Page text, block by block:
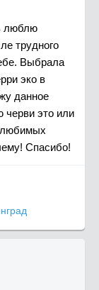
люблю
трудного
Выбрала
эко в
данное
черви это или
любимых
Спасибо!